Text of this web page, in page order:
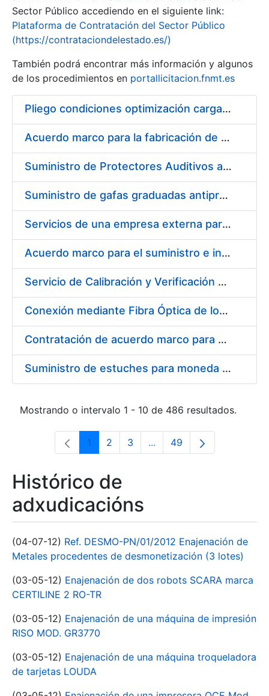
Mostrar/Ocultar
Sector Público accediendo en el siguiente link:
Plataforma de Contratación del Sector Público
(https://contrataciondelestado.es/)
También podrá encontrar más información y algunos
de los procedimientos en portallicitacion.fnmt.es
Pliego condiciones optimización cargas compras firmado
Acuerdo marco para la fabricación de piezas
Suministro de Protectores Auditivos a medida para las personas trabajadoras de los Centros de Trabajo de Madrid y Burgos
Suministro de gafas graduadas antiproyecciones para los trabajadores de la FNMT-RCM en los centros de trabajo de Madrid y Burgos
Servicios de una empresa externa para el asesoramiento y resolución de los recursos de alzada que se presentan relacionados con procesos de selección para la FNMT-RCM
Acuerdo marco para el suministro e instalación de persianas, estores y otros complementos
Servicio de Calibración y Verificación Externa de los Equipos de Medición del Servicio de Prevención de la FNMT-RCM
Conexión mediante Fibra Óptica de los Centros de Proceso de Datos (CPDs) de las sedes de la FNMT-RCM de Burgos y Madrid
Contratación de acuerdo marco para el Suministro de Material de Electricidad para la Fábrica Nacional de Moneda y Timbre-Real Casa de la Moneda en su centro de trabajo de Burgos
Suministro de estuches para moneda de 30 €
Mostrando o intervalo 1 - 10 de 486 resultados.
Páxina
1 Páxina
2 Páxina
3 ...Páxinas intermedias Use
Páxina
49
Histórico de
adxudicacións
(04-07-12) Ref. DESMO-PN/01/2012 Enajenación de
Metales procedentes de desmonetización (3 lotes)
(03-05-12) Enajenación de dos robots SCARA marca
CERTILINE 2 RO-TR
(03-05-12) Enajenación de una máquina de impresión
RISO MOD. GR3770
(03-05-12) Enajenación de una máquina troqueladora
de tarjetas LOUDA